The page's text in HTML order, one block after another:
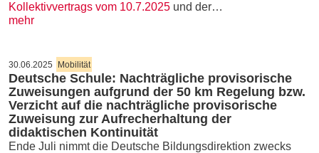
Kollektivvertrags vom 10.7.2025 und der…
mehr
30.06.2025 Mobilität
Deutsche Schule: Nachträgliche provisorische
Zuweisungen aufgrund der 50 km Regelung bzw.
Verzicht auf die nachträgliche provisorische
Zuweisung zur Aufrecherhaltung der
didaktischen Kontinuität
Ende Juli nimmt die Deutsche Bildungsdirektion zwecks